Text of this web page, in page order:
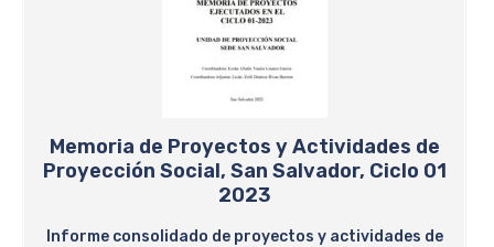
Memoria de Proyectos y Actividades de
Proyección Social, San Salvador, Ciclo 01
2023
Informe consolidado de proyectos y actividades de